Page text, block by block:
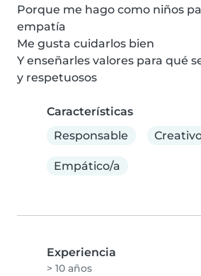
Porque me hago como niños
empatía
Me gusta cuidarlos bien
Y enseñarles valores para qué
y respetuosos
Características
Responsable
Empático/a
Experiencia
> 10 años